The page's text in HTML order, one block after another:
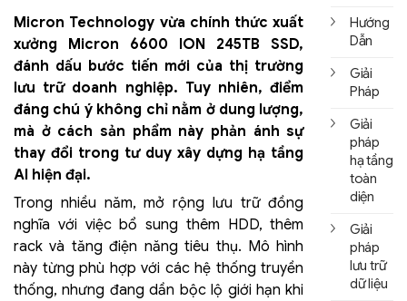
Micron Technology vừa chính thức xuất
xưởng Micron 6600 ION 245TB SSD,
đánh dấu bước tiến mới của thị trường
lưu trữ doanh nghiệp. Tuy nhiên, điểm
đáng chú ý không chỉ nằm ở dung lượng,
mà ở cách sản phẩm này phản ánh sự
thay đổi trong tư duy xây dựng hạ tầng
AI hiện đại.
Trong nhiều năm, mở rộng lưu trữ đồng
nghĩa với việc bổ sung thêm HDD, thêm
rack và tăng điện năng tiêu thụ. Mô hình
này từng phù hợp với các hệ thống truyền
thống, nhưng đang dần bộc lộ giới hạn khi
Hướng
Dẫn
Giải
Pháp
Giải
pháp
hạ tầng
toàn
diện
Giải
pháp
lưu trữ
dữ liệu